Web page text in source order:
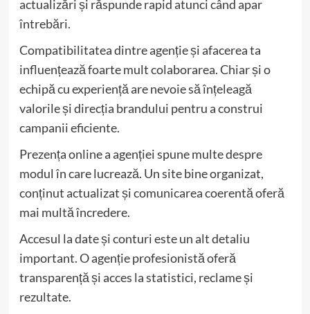
actualizări și răspunde rapid atunci când apar
întrebări.
Compatibilitatea dintre agenție și afacerea ta
influențează foarte mult colaborarea. Chiar și o
echipă cu experiență are nevoie să înțeleagă
valorile și direcția brandului pentru a construi
campanii eficiente.
Prezența online a agenției spune multe despre
modul în care lucrează. Un site bine organizat,
conținut actualizat și comunicarea coerentă oferă
mai multă încredere.
Accesul la date și conturi este un alt detaliu
important. O agenție profesionistă oferă
transparență și acces la statistici, reclame și
rezultate.